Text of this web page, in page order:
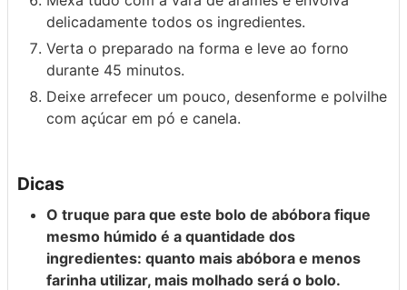
delicadamente todos os ingredientes.
Verta o preparado na forma e leve ao forno
durante 45 minutos.
Deixe arrefecer um pouco, desenforme e polvilhe
com açúcar em pó e canela.
Dicas
O truque para que este bolo de abóbora fique
mesmo húmido é a quantidade dos
ingredientes: quanto mais abóbora e menos
farinha utilizar, mais molhado será o bolo.